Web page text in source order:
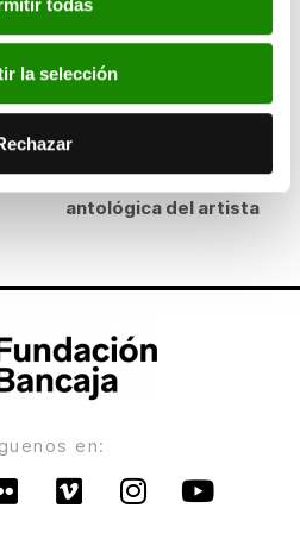
la selección
ANTERIOR
de Antonio López llegan a la
Bancaja para la exposición
antológica del artista
la exposición
en: